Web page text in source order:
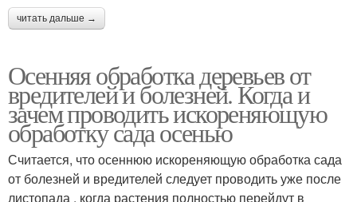
читать дальше →
Осенняя обработка деревьев от
вредителей и болезней. Когда и
зачем проводить искореняющую
обработку сада осенью
Считается, что осеннюю искореняющую обработка сада
от болезней и вредителей следует проводить уже после
листопада , когда растения полностью перейдут в